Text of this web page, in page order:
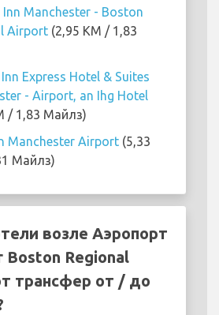
Inn Manchester - Boston
Airport (2,95 KM / 1,83
Express Hotel & Suites
- Airport, an Ihg Hotel
/ 1,83 Майлз)
Manchester Airport (5,33
Майлз)
возле Аэропорт
Boston Regional
трансфер от / до